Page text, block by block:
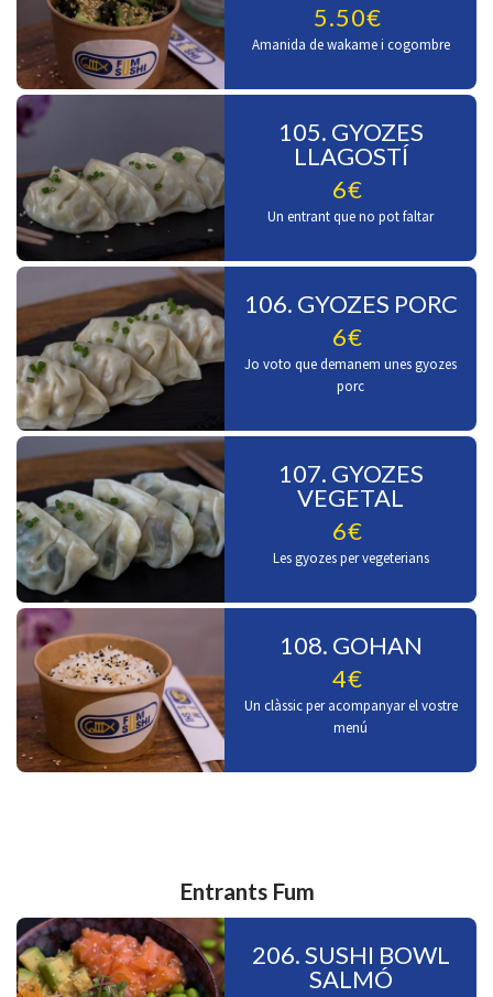
5.50€
Amanida de wakame i cogombre
105. GYOZES
LLAGOSTÍ
6€
Un entrant que no pot faltar
106. GYOZES PORC
6€
Jo voto que demanem unes gyozes
porc
107. GYOZES
VEGETAL
6€
Les gyozes per vegeterians
108. GOHAN
4€
Un clàssic per acompanyar el vostre
menú
Entrants Fum
206. SUSHI BOWL
SALMÓ